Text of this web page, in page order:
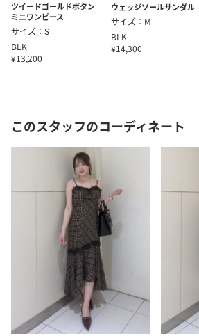
ツイードゴールドボタン
ミニワンピース
サイズ：S
BLK
¥13,200
ウェッジソールサンダル
サイズ：M
BLK
¥14,300
このスタッフのコーディネート